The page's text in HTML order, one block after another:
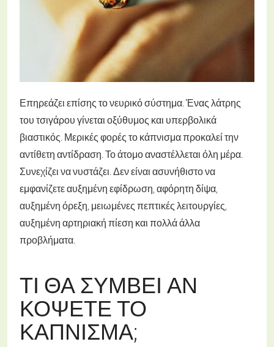
Επηρεάζει επίσης το νευρικό σύστημα. Ένας λάτρης
του τσιγάρου γίνεται οξύθυμος και υπερβολικά
βιαστικός. Μερικές φορές το κάπνισμα προκαλεί την
αντίθετη αντίδραση. Το άτομο αναστέλλεται όλη μέρα.
Συνεχίζει να νυστάζει. Δεν είναι ασυνήθιστο να
εμφανίζετε αυξημένη εφίδρωση, αφόρητη δίψα,
αυξημένη όρεξη, μειωμένες πεπτικές λειτουργίες,
αυξημένη αρτηριακή πίεση και πολλά άλλα
προβλήματα.
ΤΙ ΘΑ ΣΥΜΒΕΊ ΑΝ
ΚΌΨΕΤΕ ΤΟ
ΚΆΠΝΙΣΜΑ;